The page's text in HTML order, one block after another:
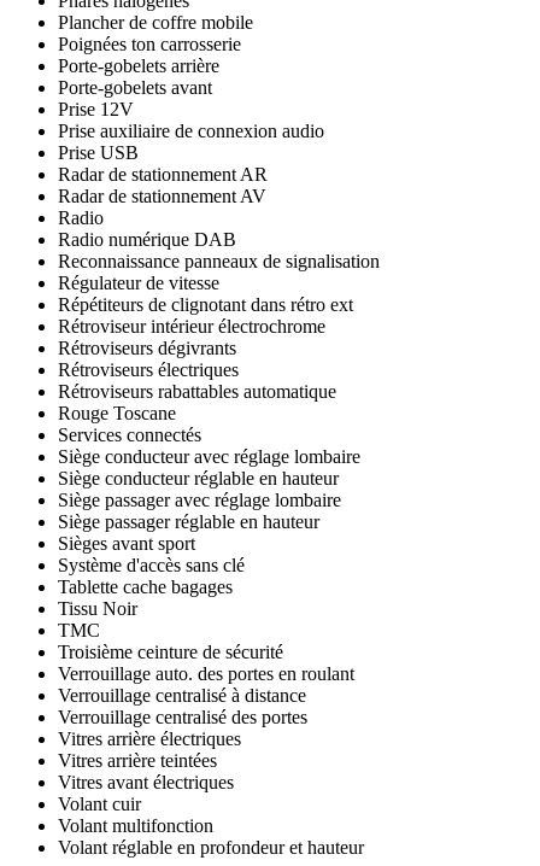
Plancher de coffre mobile
Poignées ton carrosserie
Porte-gobelets arrière
Porte-gobelets avant
Prise 12V
Prise auxiliaire de connexion audio
Prise USB
Radar de stationnement AR
Radar de stationnement AV
Radio
Radio numérique DAB
Reconnaissance panneaux de signalisation
Régulateur de vitesse
Répétiteurs de clignotant dans rétro ext
Rétroviseur intérieur électrochrome
Rétroviseurs dégivrants
Rétroviseurs électriques
Rétroviseurs rabattables automatique
Rouge Toscane
Services connectés
Siège conducteur avec réglage lombaire
Siège conducteur réglable en hauteur
Siège passager avec réglage lombaire
Siège passager réglable en hauteur
Sièges avant sport
Système d'accès sans clé
Tablette cache bagages
Tissu Noir
TMC
Troisième ceinture de sécurité
Verrouillage auto. des portes en roulant
Verrouillage centralisé à distance
Verrouillage centralisé des portes
Vitres arrière électriques
Vitres arrière teintées
Vitres avant électriques
Volant cuir
Volant multifonction
Volant réglable en profondeur et hauteur